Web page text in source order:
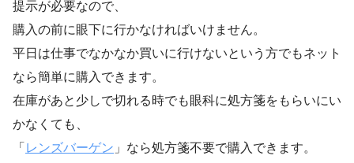
提示が必要なので、
購入の前に眼下に行かなければいけません。
平日は仕事でなかなか買いに行けないという方でもネット
なら簡単に購入できます。
在庫があと少しで切れる時でも眼科に処方箋をもらいにい
かなくても、
「 レンズバーゲン 」なら処方箋不要で購入できます。